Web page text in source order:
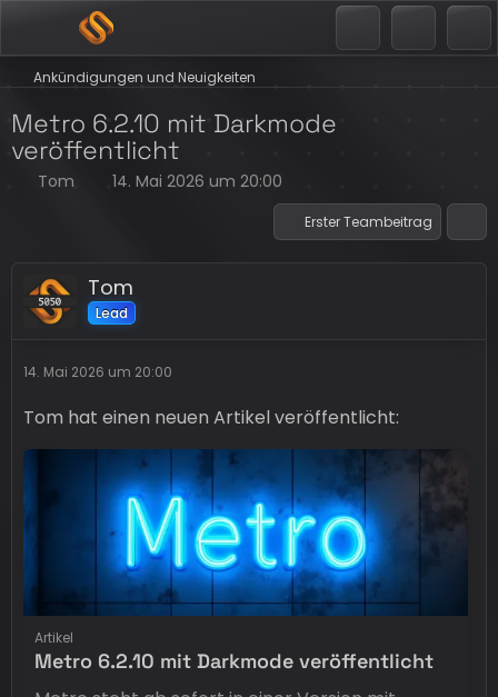
Ankündigungen und Neuigkeiten
Metro 6.2.10 mit Darkmode
veröffentlicht
Tom 14. Mai 2026 um 20:00
Erster Teambeitrag
Tom
Lead
14. Mai 2026 um 20:00
Tom hat einen neuen Artikel veröffentlicht:
Artikel
Metro 6.2.10 mit Darkmode veröffentlicht